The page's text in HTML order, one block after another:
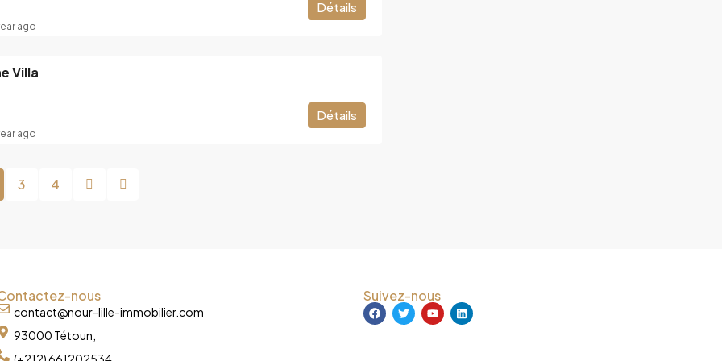
Détails
ago
Villa
Détails
ago
3 4
nous
contact@nour-lille-immobilier.com
93000 Tétoun,
Suivez-nous